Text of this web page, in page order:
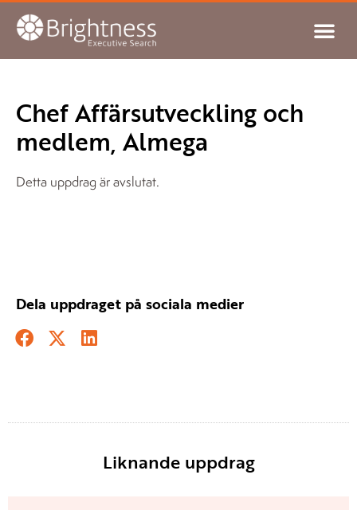
Chef Affärsutveckling och
medlem, Almega
Detta uppdrag är avslutat.
Dela uppdraget på sociala medier
Liknande uppdrag